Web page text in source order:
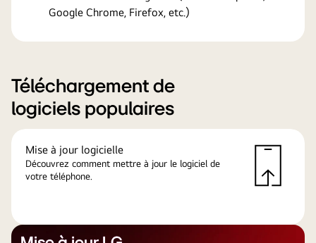
Google Chrome, Firefox, etc.)
Téléchargement de
logiciels populaires
Mise à jour logicielle
Découvrez comment mettre à jour le logiciel de
votre téléphone.